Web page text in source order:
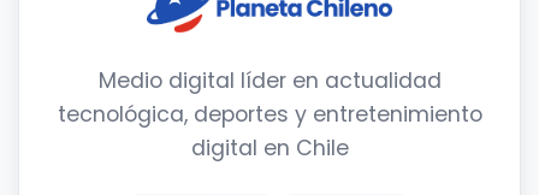
Medio digital líder en actualidad
tecnológica, deportes y entretenimiento
digital en Chile